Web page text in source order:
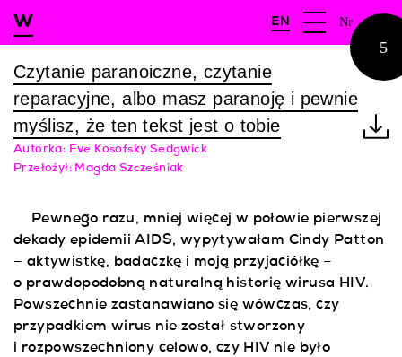
EN Nr
5
WYSZUKAJ
CZASOPISMO
WYDAWCA
ARCHIWUM
CFP
Czytanie paranoiczne, czytanie
reparacyjne, albo masz paranoję i pewnie
myślisz, że ten tekst jest o tobie
Autorka: Eve Kosofsky Sedgwick
Przełożył: Magda Szcześniak
Pewnego razu, mniej więcej w połowie pierwszej
dekady epidemii AIDS, wypytywałam Cindy Patton
– aktywistkę, badaczkę i moją przyjaciółkę –
o prawdopodobną naturalną historię wirusa HIV.
Powszechnie zastanawiano się wówczas, czy
przypadkiem wirus nie został stworzony
i rozpowszechniony celowo, czy HIV nie było